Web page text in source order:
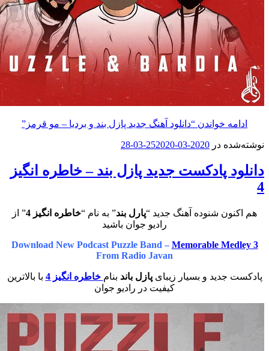
“دانلود آهنگ جدید پازل بند و بردیا – مو قرمز”
2020-03-25
2020-03-28
جدید پازل بند – خاطره انگیز
شنوده آهنگ جدید “ پارل بند” به نام “ خاطره انگیز 4 ” از
رادیو جوان باشید
Download New Podcast Puzzle Band –Memorable
From Radio Javan
و بسیار زیبایپازل باندبنامخاطره انگیز 4 با بالاترین
کیفیت در رادیو جوان